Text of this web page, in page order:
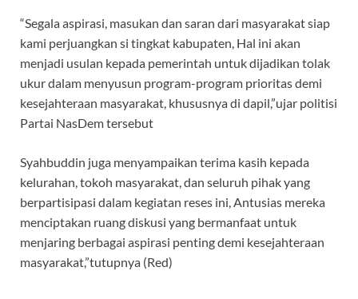
“Segala aspirasi, masukan dan saran dari masyarakat siap
kami perjuangkan si tingkat kabupaten, Hal ini akan
menjadi usulan kepada pemerintah untuk dijadikan tolak
ukur dalam menyusun program-program prioritas demi
kesejahteraan masyarakat, khususnya di dapil,”ujar politisi
Partai NasDem tersebut
Syahbuddin juga menyampaikan terima kasih kepada
kelurahan, tokoh masyarakat, dan seluruh pihak yang
berpartisipasi dalam kegiatan reses ini, Antusias mereka
menciptakan ruang diskusi yang bermanfaat untuk
menjaring berbagai aspirasi penting demi kesejahteraan
masyarakat,”tutupnya (Red)